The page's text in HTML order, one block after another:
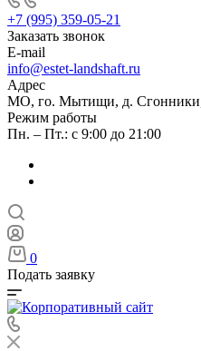
+7 (995) 359-05-21
Заказать звонок
E-mail
info@estet-landshaft.ru
Адрес
МО, го. Мытищи, д. Сгонники,
Режим работы
Пн. – Пт.: с 9:00 до 21:00
0
Подать заявку